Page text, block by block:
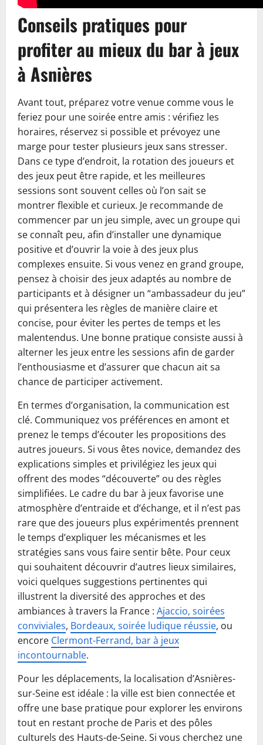
Conseils pratiques pour
profiter au mieux du bar à jeux
à Asnières
Avant tout, préparez votre venue comme vous le
feriez pour une soirée entre amis : vérifiez les
horaires, réservez si possible et prévoyez une
marge pour tester plusieurs jeux sans stresser.
Dans ce type d’endroit, la rotation des joueurs et
des jeux peut être rapide, et les meilleures
sessions sont souvent celles où l’on sait se
montrer flexible et curieux. Je recommande de
commencer par un jeu simple, avec un groupe qui
se connaît peu, afin d’installer une dynamique
positive et d’ouvrir la voie à des jeux plus
complexes ensuite. Si vous venez en grand groupe,
pensez à choisir des jeux adaptés au nombre de
participants et à désigner un “ambassadeur du jeu”
qui présentera les règles de manière claire et
concise, pour éviter les pertes de temps et les
malentendus. Une bonne pratique consiste aussi à
alterner les jeux entre les sessions afin de garder
l’enthousiasme et d’assurer que chacun ait sa
chance de participer activement.
En termes d’organisation, la communication est
clé. Communiquez vos préférences en amont et
prenez le temps d’écouter les propositions des
autres joueurs. Si vous êtes novice, demandez des
explications simples et privilégiez les jeux qui
offrent des modes “découverte” ou des règles
simplifiées. Le cadre du bar à jeux favorise une
atmosphère d’entraide et d’échange, et il n’est pas
rare que des joueurs plus expérimentés prennent
le temps d’expliquer les mécanismes et les
stratégies sans vous faire sentir bête. Pour ceux
qui souhaitent découvrir d’autres lieux similaires,
voici quelques suggestions pertinentes qui
illustrent la diversité des approches et des
ambiances à travers la France : Ajaccio, soirées
conviviales, Bordeaux, soirée ludique réussie, ou
encore Clermont-Ferrand, bar à jeux
incontournable.
Pour les déplacements, la localisation d’Asnières-
sur-Seine est idéale : la ville est bien connectée et
offre une base pratique pour explorer les environs
tout en restant proche de Paris et des pôles
culturels des Hauts-de-Seine. Si vous cherchez une